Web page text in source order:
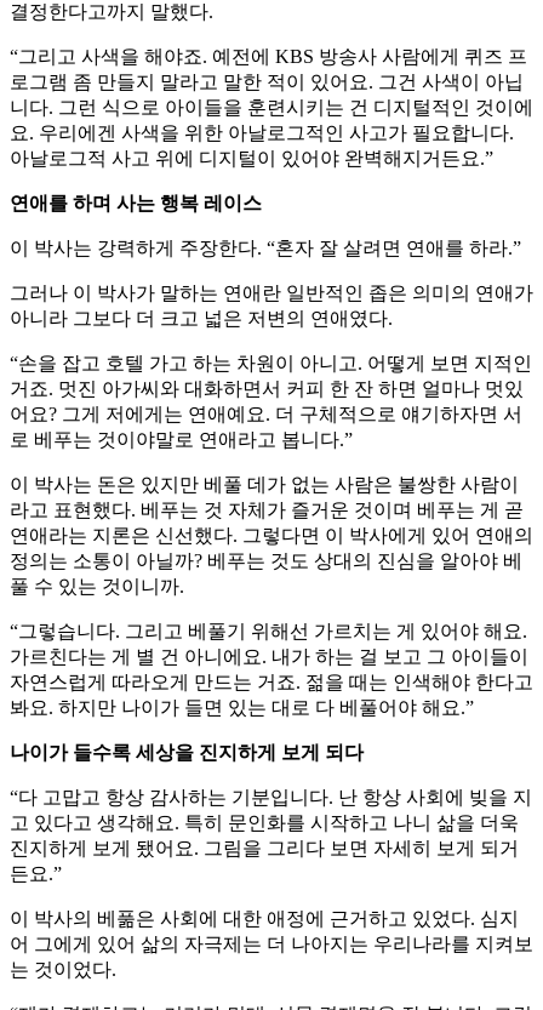
결정한다고까지 말했다.
“그리고 사색을 해야죠. 예전에 KBS 방송사 사람에게 퀴즈 프
로그램 좀 만들지 말라고 말한 적이 있어요. 그건 사색이 아닙
니다. 그런 식으로 아이들을 훈련시키는 건 디지털적인 것이에
요. 우리에겐 사색을 위한 아날로그적인 사고가 필요합니다.
아날로그적 사고 위에 디지털이 있어야 완벽해지거든요.”
연애를 하며 사는 행복 레이스
이 박사는 강력하게 주장한다. “혼자 잘 살려면 연애를 하라.”
그러나 이 박사가 말하는 연애란 일반적인 좁은 의미의 연애가
아니라 그보다 더 크고 넓은 저변의 연애였다.
“손을 잡고 호텔 가고 하는 차원이 아니고. 어떻게 보면 지적인
거죠. 멋진 아가씨와 대화하면서 커피 한 잔 하면 얼마나 멋있
어요? 그게 저에게는 연애예요. 더 구체적으로 얘기하자면 서
로 베푸는 것이야말로 연애라고 봅니다.”
이 박사는 돈은 있지만 베풀 데가 없는 사람은 불쌍한 사람이
라고 표현했다. 베푸는 것 자체가 즐거운 것이며 베푸는 게 곧
연애라는 지론은 신선했다. 그렇다면 이 박사에게 있어 연애의
정의는 소통이 아닐까? 베푸는 것도 상대의 진심을 알아야 베
풀 수 있는 것이니까.
“그렇습니다. 그리고 베풀기 위해선 가르치는 게 있어야 해요.
가르친다는 게 별 건 아니에요. 내가 하는 걸 보고 그 아이들이
자연스럽게 따라오게 만드는 거죠. 젊을 때는 인색해야 한다고
봐요. 하지만 나이가 들면 있는 대로 다 베풀어야 해요.”
나이가 들수록 세상을 진지하게 보게 되다
“다 고맙고 항상 감사하는 기분입니다. 난 항상 사회에 빚을 지
고 있다고 생각해요. 특히 문인화를 시작하고 나니 삶을 더욱
진지하게 보게 됐어요. 그림을 그리다 보면 자세히 보게 되거
든요.”
이 박사의 베풂은 사회에 대한 애정에 근거하고 있었다. 심지
어 그에게 있어 삶의 자극제는 더 나아지는 우리나라를 지켜보
는 것이었다.